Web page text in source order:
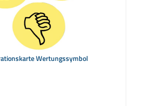
Wertungssymbol